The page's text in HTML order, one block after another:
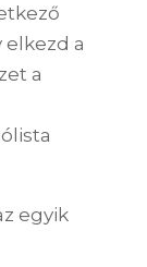
elkezd a
a
egyik